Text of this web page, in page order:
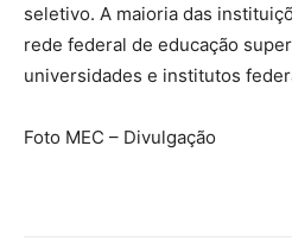
seletivo. A maioria das
rede federal de educação
universidades e institutos
Foto MEC – Divulgação